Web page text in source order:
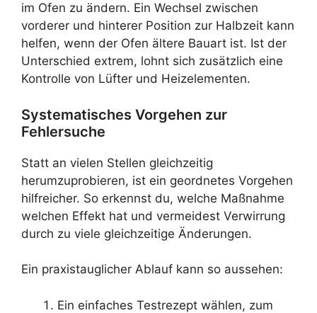
im Ofen zu ändern. Ein Wechsel zwischen
vorderer und hinterer Position zur Halbzeit kann
helfen, wenn der Ofen ältere Bauart ist. Ist der
Unterschied extrem, lohnt sich zusätzlich eine
Kontrolle von Lüfter und Heizelementen.
Systematisches Vorgehen zur
Fehlersuche
Statt an vielen Stellen gleichzeitig
herumzuprobieren, ist ein geordnetes Vorgehen
hilfreicher. So erkennst du, welche Maßnahme
welchen Effekt hat und vermeidest Verwirrung
durch zu viele gleichzeitige Änderungen.
Ein praxistauglicher Ablauf kann so aussehen:
Ein einfaches Testrezept wählen, zum